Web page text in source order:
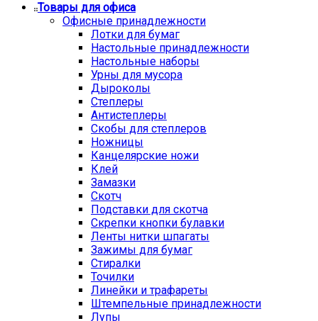
Товары для офиса
Офисные принадлежности
Лотки для бумаг
Настольные принадлежности
Настольные наборы
Урны для мусора
Дыроколы
Степлеры
Антистеплеры
Скобы для степлеров
Ножницы
Канцелярские ножи
Клей
Замазки
Скотч
Подставки для скотча
Скрепки кнопки булавки
Ленты нитки шпагаты
Зажимы для бумаг
Стиралки
Точилки
Линейки и трафареты
Штемпельные принадлежности
Лупы